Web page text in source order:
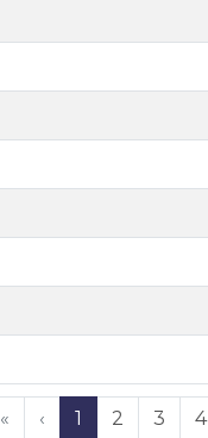
« ‹ 1 2 3 4